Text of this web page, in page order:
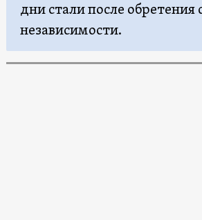
дни стали после обретения
независимости.